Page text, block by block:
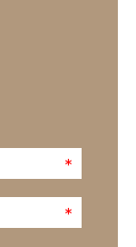
*
*